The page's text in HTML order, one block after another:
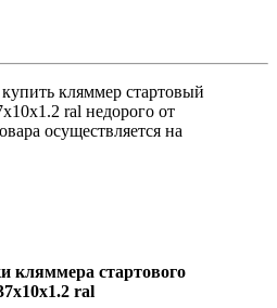
кляммер стартовый
ral недорого от
осуществляется на
кляммера стартового
ral